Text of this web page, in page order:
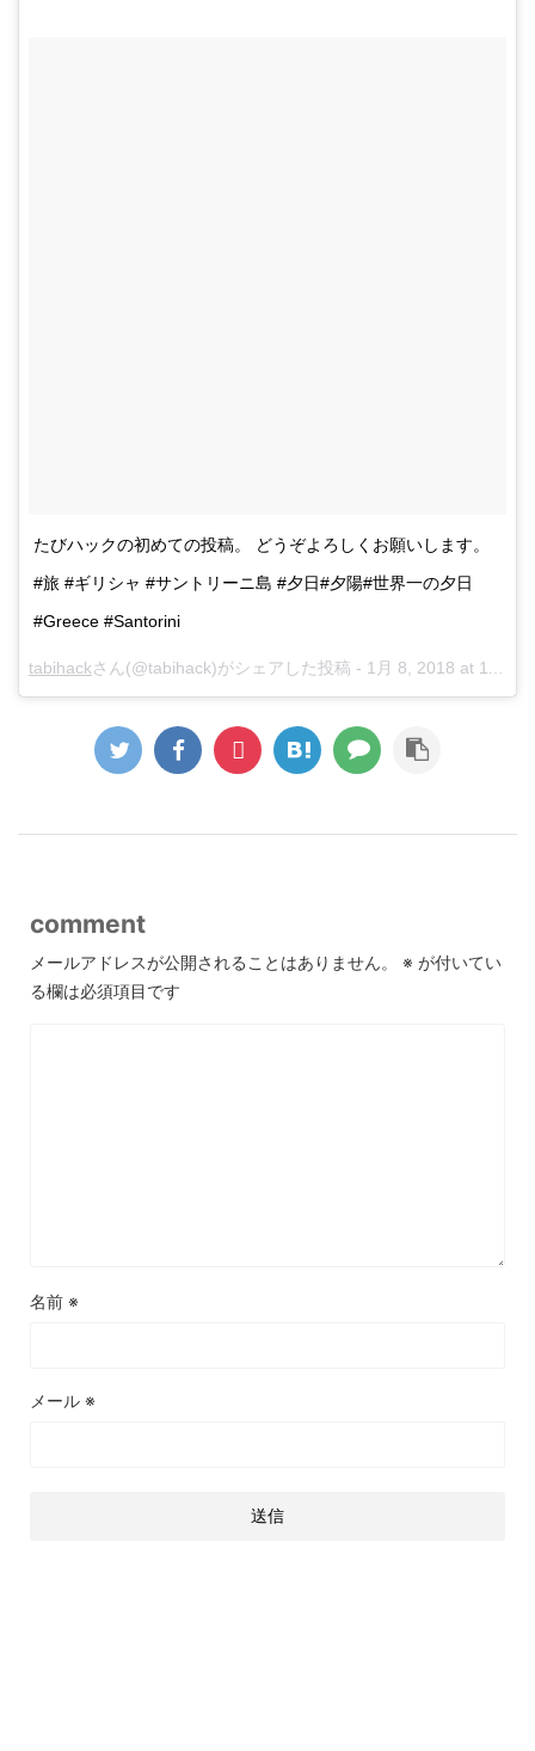
たびハックの初めての投稿。 どうぞよろしくお願いします。
#旅 #ギリシャ #サントリーニ島 #夕日#夕陽#世界一の夕日
#Greece #Santorini
tabihackさん(@tabihack)がシェアした投稿 - 1月 8, 2018 at 11:52午後 PST
comment
メールアドレスが公開されることはありません。 ※ が付いてい
る欄は必須項目です
名前 ※
メール ※